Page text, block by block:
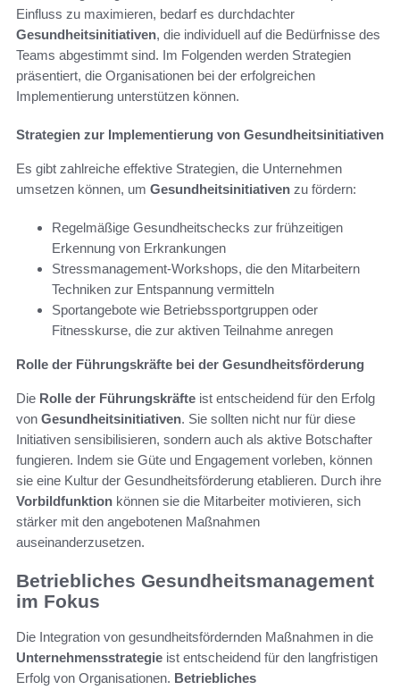
Einfluss zu maximieren, bedarf es durchdachter
Gesundheitsinitiativen, die individuell auf die Bedürfnisse des
Teams abgestimmt sind. Im Folgenden werden Strategien
präsentiert, die Organisationen bei der erfolgreichen
Implementierung unterstützen können.
Strategien zur Implementierung von Gesundheitsinitiativen
Es gibt zahlreiche effektive Strategien, die Unternehmen
umsetzen können, um Gesundheitsinitiativen zu fördern:
Regelmäßige Gesundheitschecks zur frühzeitigen
Erkennung von Erkrankungen
Stressmanagement-Workshops, die den Mitarbeitern
Techniken zur Entspannung vermitteln
Sportangebote wie Betriebssportgruppen oder
Fitnesskurse, die zur aktiven Teilnahme anregen
Rolle der Führungskräfte bei der Gesundheitsförderung
Die Rolle der Führungskräfte ist entscheidend für den Erfolg
von Gesundheitsinitiativen. Sie sollten nicht nur für diese
Initiativen sensibilisieren, sondern auch als aktive Botschafter
fungieren. Indem sie Güte und Engagement vorleben, können
sie eine Kultur der Gesundheitsförderung etablieren. Durch ihre
Vorbildfunktion können sie die Mitarbeiter motivieren, sich
stärker mit den angebotenen Maßnahmen
auseinanderzusetzen.
Betriebliches Gesundheitsmanagement
im Fokus
Die Integration von gesundheitsfördernden Maßnahmen in die
Unternehmensstrategie ist entscheidend für den langfristigen
Erfolg von Organisationen. Betriebliches